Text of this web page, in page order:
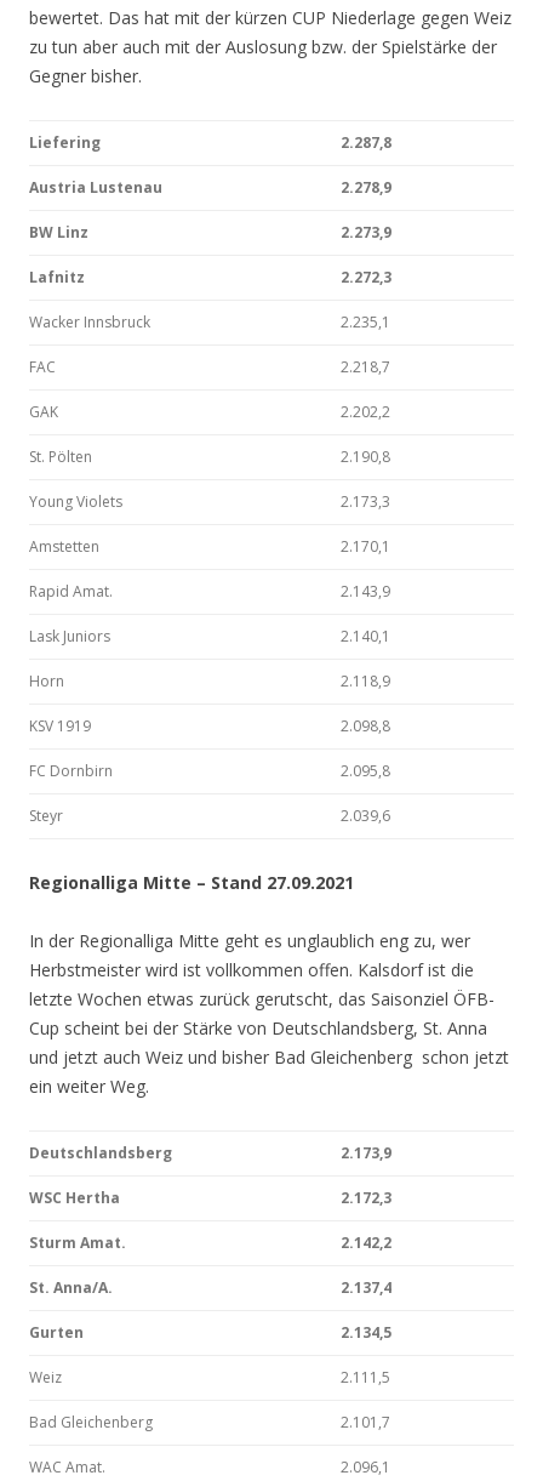
bewertet. Das hat mit der kürzen CUP Niederlage gegen Weiz
zu tun aber auch mit der Auslosung bzw. der Spielstärke der
Gegner bisher.
Liefering 2.287,8
Austria Lustenau 2.278,9
BW Linz 2.273,9
Lafnitz 2.272,3
Wacker Innsbruck 2.235,1
FAC 2.218,7
GAK 2.202,2
St. Pölten 2.190,8
Young Violets 2.173,3
Amstetten 2.170,1
Rapid Amat. 2.143,9
Lask Juniors 2.140,1
Horn 2.118,9
KSV 1919 2.098,8
FC Dornbirn 2.095,8
Steyr 2.039,6
Regionalliga Mitte – Stand 27.09.2021
In der Regionalliga Mitte geht es unglaublich eng zu, wer
Herbstmeister wird ist vollkommen offen. Kalsdorf ist die
letzte Wochen etwas zurück gerutscht, das Saisonziel ÖFB-
Cup scheint bei der Stärke von Deutschlandsberg, St. Anna
und jetzt auch Weiz und bisher Bad Gleichenberg schon jetzt
ein weiter Weg.
Deutschlandsberg 2.173,9
WSC Hertha 2.172,3
Sturm Amat. 2.142,2
St. Anna/A. 2.137,4
Gurten 2.134,5
Weiz 2.111,5
Bad Gleichenberg 2.101,7
WAC Amat. 2.096,1